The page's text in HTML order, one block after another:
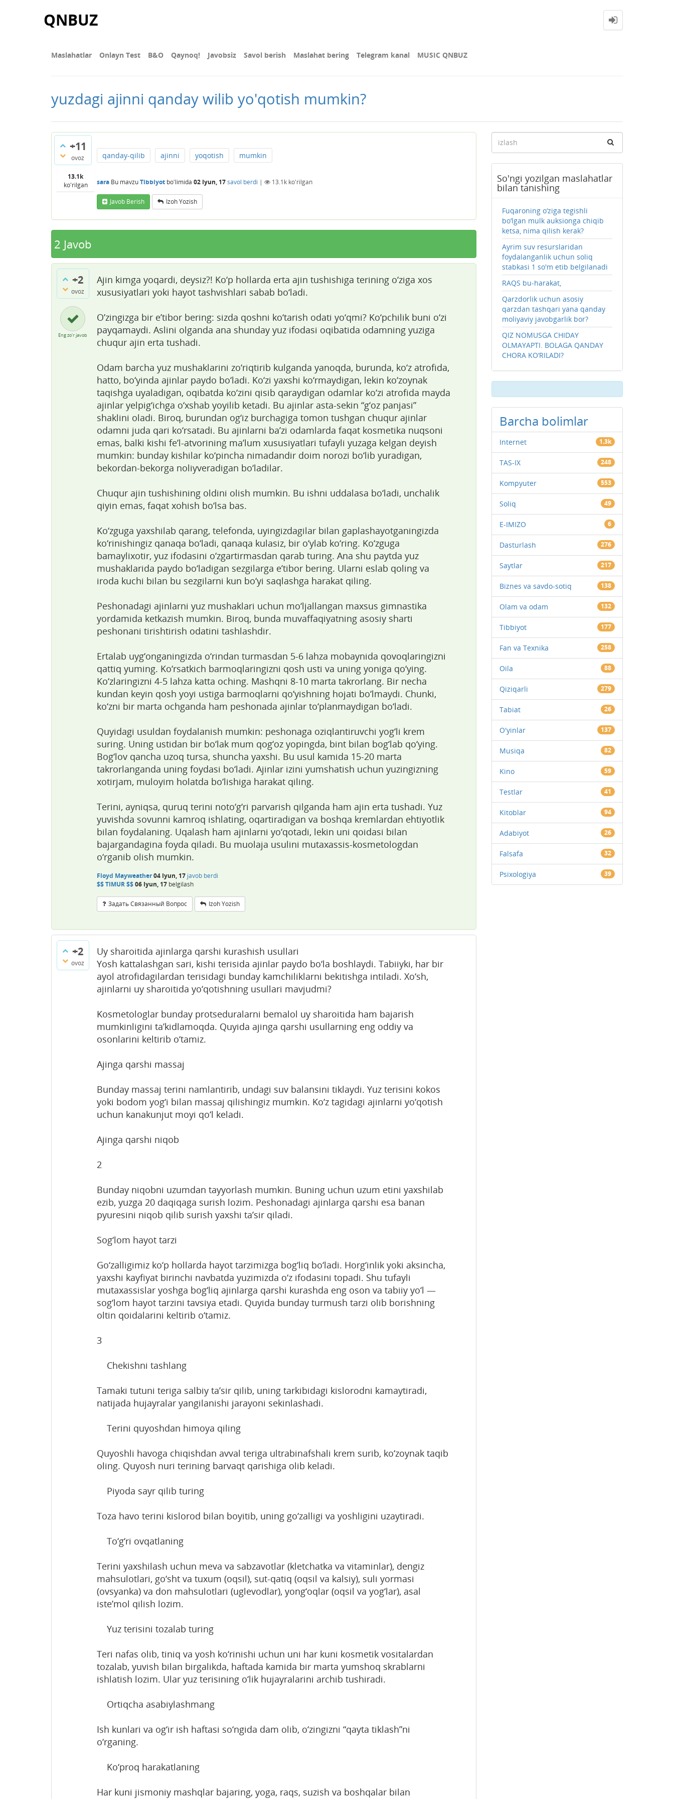
QNBUZ
Maslahatlar Onlayn Test В&О Qaynoq! Javobsiz Savol berish Maslahat bering Telegram kanal MUSIC QNBUZ
yuzdagi ajinni qanday wilib yo'qotish mumkin?
+11
ovoz
13.1k
ko'rilgan
qanday-qilib ajinni yoqotish mumkin
sara Bu mavzuTibbiyot bo'limida 02 Iyun, 17savol berdi | 13.1k ko'rilgan
Javob Berish Izoh Yozish
2 Javob
+2
ovoz
Eng zo'r javob
Ajin kimga yoqardi, deysiz?! Ko‘p hollarda erta ajin tushishiga terining o‘ziga xos
xususiyatlari yoki hayot tashvishlari sabab bo‘ladi.
O’zingizga bir e’tibor bering: sizda qoshni ko‘tarish odati yo‘qmi? Ko‘pchilik buni o‘zi
payqamaydi. Aslini olganda ana shunday yuz ifodasi oqibatida odamning yuziga
chuqur ajin erta tushadi.
Odam barcha yuz mushaklarini zo‘riqtirib kulganda yanoqda, burunda, ko‘z atrofida,
hatto, bo‘yinda ajinlar paydo bo‘ladi. Ko‘zi yaxshi ko‘rmaydigan, lekin ko‘zoynak
taqishga uyaladigan, oqibatda ko‘zini qisib qaraydigan odamlar ko‘zi atrofida mayda
ajinlar yelpig‘ichga o‘xshab yoyilib ketadi. Bu ajinlar asta-sekin “g‘oz panjasi”
shaklini oladi. Biroq, burundan og‘iz burchagiga tomon tushgan chuqur ajinlar
odamni juda qari ko‘rsatadi. Bu ajinlarni ba’zi odamlarda faqat kosmetika nuqsoni
emas, balki kishi fe’l-atvorining ma’lum xususiyatlari tufayli yuzaga kelgan deyish
mumkin: bunday kishilar ko‘pincha nimadandir doim norozi bo‘lib yuradigan,
bekordan-bekorga noliyveradigan bo‘ladilar.
Chuqur ajin tushishining oldini olish mumkin. Bu ishni uddalasa bo‘ladi, unchalik
qiyin emas, faqat xohish bo‘lsa bas.
Ko‘zguga yaxshilab qarang, telefonda, uyingizdagilar bilan gaplashayotganingizda
ko‘rinishingiz qanaqa bo‘ladi, qanaqa kulasiz, bir o‘ylab ko‘ring. Ko‘zguga
bamaylixotir, yuz ifodasini o‘zgartirmasdan qarab turing. Ana shu paytda yuz
mushaklarida paydo bo‘ladigan sezgilarga e’tibor bering. Ularni eslab qoling va
iroda kuchi bilan bu sezgilarni kun bo‘yi saqlashga harakat qiling.
Peshonadagi ajinlarni yuz mushaklari uchun mo‘ljallangan maxsus gimnastika
yordamida ketkazish mumkin. Biroq, bunda muvaffaqiyatning asosiy sharti
peshonani tirishtirish odatini tashlashdir.
Ertalab uyg‘onganingizda o‘rindan turmasdan 5-6 lahza mobaynida qovoqlaringizni
qattiq yuming. Ko‘rsatkich barmoqlaringizni qosh usti va uning yoniga qo‘ying.
Ko‘zlaringizni 4-5 lahza katta oching. Mashqni 8-10 marta takrorlang. Bir necha
kundan keyin qosh yoyi ustiga barmoqlarni qo‘yishning hojati bo‘lmaydi. Chunki,
ko‘zni bir marta ochganda ham peshonada ajinlar to‘planmaydigan bo‘ladi.
Quyidagi usuldan foydalanish mumkin: peshonaga oziqlantiruvchi yog‘li krem
suring. Uning ustidan bir bo‘lak mum qog‘oz yopingda, bint bilan bog‘lab qo‘ying.
Bog‘lov qancha uzoq tursa, shuncha yaxshi. Bu usul kamida 15-20 marta
takrorlanganda uning foydasi bo‘ladi. Ajinlar izini yumshatish uchun yuzingizning
xotirjam, muloyim holatda bo‘lishiga harakat qiling.
Terini, ayniqsa, quruq terini noto‘g‘ri parvarish qilganda ham ajin erta tushadi. Yuz
yuvishda sovunni kamroq ishlating, oqartiradigan va boshqa kremlardan ehtiyotlik
bilan foydalaning. Uqalash ham ajinlarni yo‘qotadi, lekin uni qoidasi bilan
bajargandagina foyda qiladi. Bu muolaja usulini mutaxassis-kosmetologdan
o‘rganib olish mumkin.
Floyd Mayweather04 Iyun, 17 javob berdi
$$ TIMUR $$06 Iyun, 17 belgilash
Задать Связанный Вопрос Izoh Yozish
+2
ovoz
Uy sharoitida ajinlarga qarshi kurashish usullari
Yosh kattalashgan sari, kishi terisida ajinlar paydo bo‘la boshlaydi. Tabiiyki, har bir
ayol atrofidagilardan terisidagi bunday kamchiliklarni bekitishga intiladi. Xo‘sh,
ajinlarni uy sharoitida yo‘qotishning usullari mavjudmi?
Kosmetologlar bunday protseduralarni bemalol uy sharoitida ham bajarish
mumkinligini ta’kidlamoqda. Quyida ajinga qarshi usullarning eng oddiy va
osonlarini keltirib o‘tamiz.
Ajinga qarshi massaj
Bunday massaj terini namlantirib, undagi suv balansini tiklaydi. Yuz terisini kokos
yoki bodom yog‘i bilan massaj qilishingiz mumkin. Ko‘z tagidagi ajinlarni yo‘qotish
uchun kanakunjut moyi qo‘l keladi.
Ajinga qarshi niqob
2
Bunday niqobni uzumdan tayyorlash mumkin. Buning uchun uzum etini yaxshilab
ezib, yuzga 20 daqiqaga surish lozim. Peshonadagi ajinlarga qarshi esa banan
pyuresini niqob qilib surish yaxshi ta’sir qiladi.
Sog‘lom hayot tarzi
Go‘zalligimiz ko‘p hollarda hayot tarzimizga bog‘liq bo‘ladi. Horg‘inlik yoki aksincha,
yaxshi kayfiyat birinchi navbatda yuzimizda o‘z ifodasini topadi. Shu tufayli
mutaxassislar yoshga bog‘liq ajinlarga qarshi kurashda eng oson va tabiiy yo‘l —
sog‘lom hayot tarzini tavsiya etadi. Quyida bunday turmush tarzi olib borishning
oltin qoidalarini keltirib o‘tamiz.
3
Chekishni tashlang
Tamaki tutuni teriga salbiy ta’sir qilib, uning tarkibidagi kislorodni kamaytiradi,
natijada hujayralar yangilanishi jarayoni sekinlashadi.
Terini quyoshdan himoya qiling
Quyoshli havoga chiqishdan avval teriga ultrabinafshali krem surib, ko‘zoynak taqib
oling. Quyosh nuri terining barvaqt qarishiga olib keladi.
Piyoda sayr qilib turing
Toza havo terini kislorod bilan boyitib, uning go‘zalligi va yoshligini uzaytiradi.
To‘g‘ri ovqatlaning
Terini yaxshilash uchun meva va sabzavotlar (kletchatka va vitaminlar), dengiz
mahsulotlari, go‘sht va tuxum (oqsil), sut-qatiq (oqsil va kalsiy), suli yormasi
(ovsyanka) va don mahsulotlari (uglevodlar), yong‘oqlar (oqsil va yog‘lar), asal
iste’mol qilish lozim.
Yuz terisini tozalab turing
Teri nafas olib, tiniq va yosh ko‘rinishi uchun uni har kuni kosmetik vositalardan
tozalab, yuvish bilan birgalikda, haftada kamida bir marta yumshoq skrablarni
ishlatish lozim. Ular yuz terisining o‘lik hujayralarini archib tushiradi.
Ortiqcha asabiylashmang
Ish kunlari va og‘ir ish haftasi so‘ngida dam olib, o‘zingizni “qayta tiklash”ni
o‘rganing.
Ko‘proq harakatlaning
Har kuni jismoniy mashqlar bajaring, yoga, raqs, suzish va boshqalar bilan
So'ngi yozilgan maslahatlar
bilan tanishing
Fuqaroning o‘ziga tegishli
bo‘lgan mulk auksionga chiqib
ketsa, nima qilish kerak?
Ayrim suv resurslaridan
foydalanganlik uchun soliq
stabkasi 1 so'm etib belgilanadi
RAQS bu-harakat,
Qarzdorlik uchun asosiy
qarzdan tashqari yana qanday
moliyaviy javobgarlik bor?
QIZ NOMUSGA CHIDAY
OLMAYAPTI. BOLAGA QANDAY
CHORA KO‘RILADI?
Barcha bolimlar
Internet 1.3k
TAS-IX 248
Kompyuter 553
Soliq 49
E-IMIZO 6
Dasturlash 276
Saytlar 217
Biznes va savdo-sotiq 138
Olam va odam 132
Tibbiyot 177
Fan va Texnika 258
Oila 88
Qiziqarli 279
Tabiat 26
O'yinlar 137
Musiqa 82
Kino 59
Testlar 41
Kitoblar 94
Adabiyot 26
Falsafa 32
Psixologiya 39